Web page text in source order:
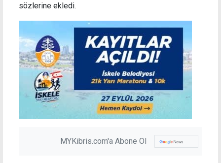
sözlerine ekledi.
MYKibris.com'a Abone Ol